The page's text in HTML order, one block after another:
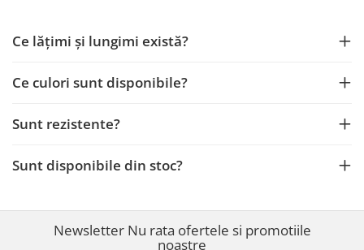
Ce lățimi și lungimi există?
Ce culori sunt disponibile?
Sunt rezistente?
Sunt disponibile din stoc?
Newsletter Nu rata ofertele si promotiile
noastre